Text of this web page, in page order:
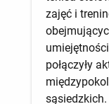
zajęć i
połączyły
sąsiedzkich.